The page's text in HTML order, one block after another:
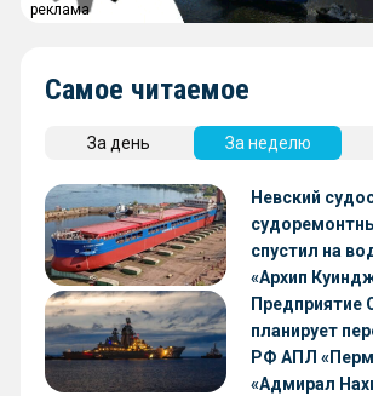
КБ «Вымпел»
реклама
Самое читаемое
За день За неделю
Невский
спустил на
«Архип
RSD59
Предприятие
планирует
РФ АПЛ
«Адмирал